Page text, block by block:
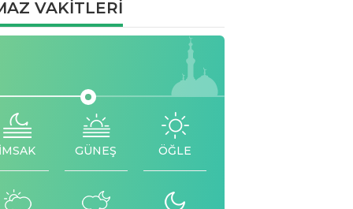
VAKİTLERİ
GÜNEŞ ÖĞLE